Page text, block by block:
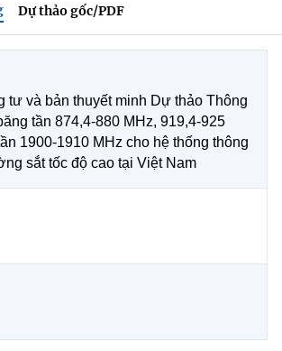
vụ
Công nghệ
nghệ
thông
dân về dự thảo VBQPPL
nghệ
Dự thảo gốc/PDF
tư và bản thuyết minh Dự thảo Thông
tần 874,4-880 MHz, 919,4-925
1900-1910 MHz cho hệ thống thông
sắt tốc độ cao tại Việt Nam